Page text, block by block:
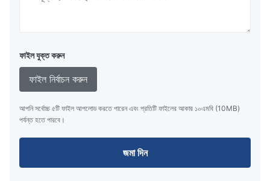
ফাইল যুক্ত করুন
ফাইল নির্বাচন করুন
আপনি সর্বোচ্চ ৫টি ফাইল আপলোড করতে পারেন এবং প্রতিটি ফাইলের আকার ১০এমবি (10MB)
পর্যন্ত হতে পারবে।
জমা দিন